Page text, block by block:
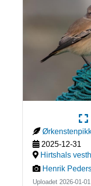
2025-12-31
Hirtshals
Henrik
Uploadet 2026-01-